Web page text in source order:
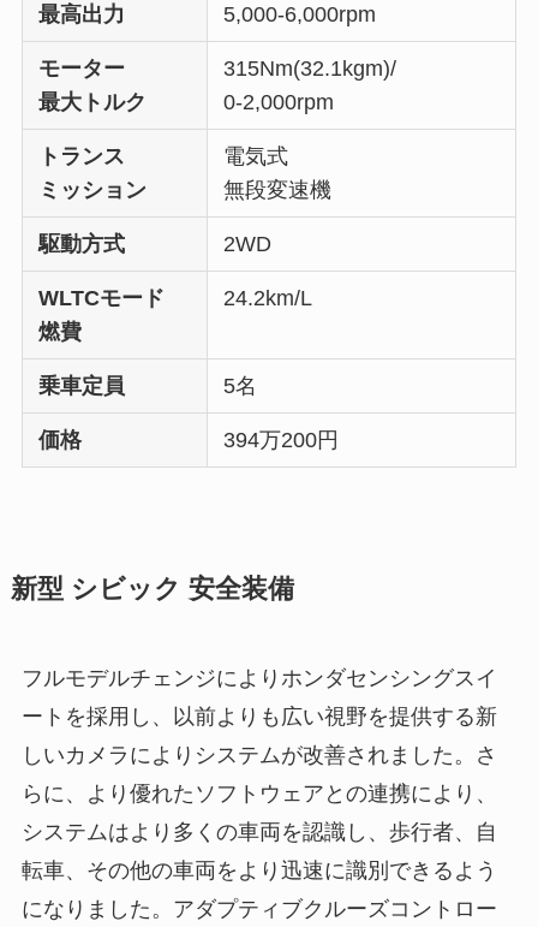
最高出力
5,000-6,000rpm
モーター
最大トルク
315Nm(32.1kgm)/
0-2,000rpm
トランス
ミッション
電気式
無段変速機
駆動方式 2WD
WLTCモード
燃費
24.2km/L
乗車定員 5名
価格 394万200円
新型 シビック 安全装備
フルモデルチェンジによりホンダセンシングスイ
ートを採用し、以前よりも広い視野を提供する新
しいカメラによりシステムが改善されました。さ
らに、より優れたソフトウェアとの連携により、
システムはより多くの車両を認識し、歩行者、自
転車、その他の車両をより迅速に識別できるよう
になりました。アダプティブクルーズコントロー